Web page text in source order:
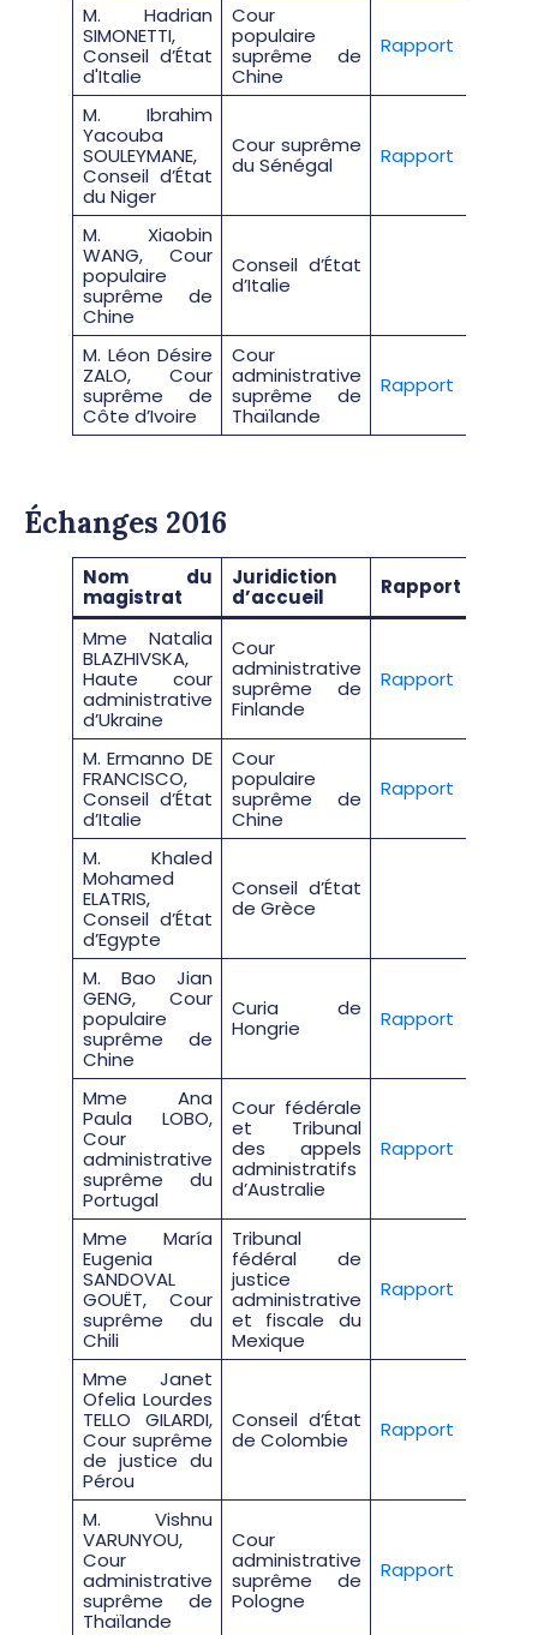
M. Hadrian
SIMONETTI,
Conseil d’État
d'Italie
Cour
populaire
suprême de
Chine
Rapport
M. Ibrahim
Yacouba
SOULEYMANE,
Conseil d’État
du Niger
Cour suprême
du Sénégal
Rapport
M. Xiaobin
WANG, Cour
populaire
suprême de
Chine
Conseil d’État
d’Italie
M. Léon Désire
ZALO, Cour
suprême de
Côte d’Ivoire
Cour
administrative
suprême de
Thaïlande
Rapport
Échanges 2016
Nom du
magistrat
Juridiction
d’accueil
Rapport
Mme Natalia
BLAZHIVSKA,
Haute cour
administrative
d’Ukraine
Cour
administrative
suprême de
Finlande
Rapport
M. Ermanno DE
FRANCISCO,
Conseil d’État
d’Italie
Cour
populaire
suprême de
Chine
Rapport
M. Khaled
Mohamed
ELATRIS,
Conseil d’État
d’Egypte
Conseil d’État
de Grèce
M. Bao Jian
GENG, Cour
populaire
suprême de
Chine
Curia de
Hongrie
Rapport
Mme Ana
Paula LOBO,
Cour
administrative
suprême du
Portugal
Cour fédérale
et Tribunal
des appels
administratifs
d’Australie
Rapport
Mme María
Eugenia
SANDOVAL
GOUËT, Cour
suprême du
Chili
Tribunal
fédéral de
justice
administrative
et fiscale du
Mexique
Rapport
Mme Janet
Ofelia Lourdes
TELLO GILARDI,
Cour suprême
de justice du
Pérou
Conseil d’État
de Colombie
Rapport
M. Vishnu
VARUNYOU,
Cour
administrative
suprême de
Thaïlande
Cour
administrative
suprême de
Pologne
Rapport